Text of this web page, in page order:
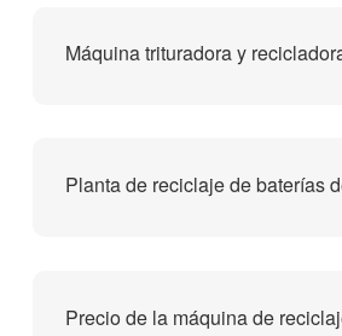
Máquina trituradora y
Planta de reciclaje de baterías